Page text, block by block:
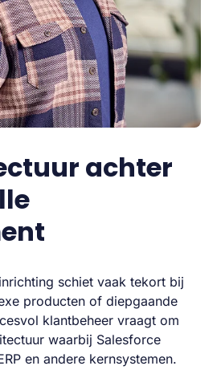
achter
schiet vaak tekort bij
producten of diepgaande
klantbeheer vraagt om
waarbij Salesforce
en andere kernsystemen.